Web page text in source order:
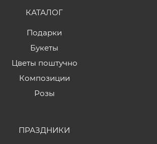
КАТАЛОГ
Подарки
Букеты
Цветы поштучно
Композиции
Розы
ПРАЗДНИКИ